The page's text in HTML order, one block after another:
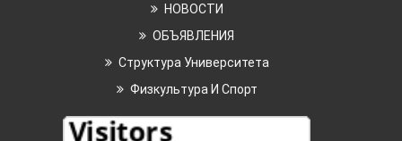
НОВОСТИ
ОБЪЯВЛЕНИЯ
Структура Университета
Физкультура И Спорт